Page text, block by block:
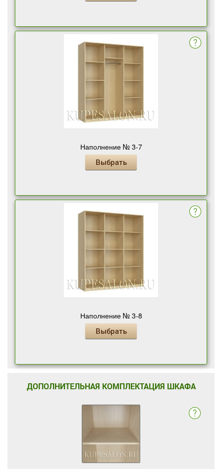
Наполнение № 3-7
Выбрать
Наполнение № 3-8
Выбрать
ДОПОЛНИТЕЛЬНАЯ КОМПЛЕКТАЦИЯ ШКАФА